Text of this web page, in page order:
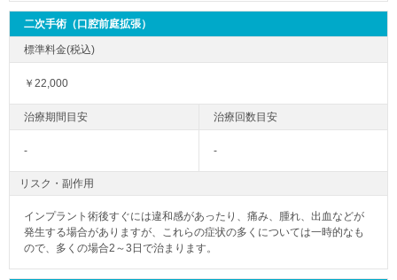
二次手術（口腔前庭拡張）
￥22,000
- -
リスク・副作用
インプラント術後すぐには違和感があったり、痛み、腫れ、出血などが
発生する場合がありますが、これらの症状の多くについては一時的なも
ので、多くの場合2～3日で治まります。